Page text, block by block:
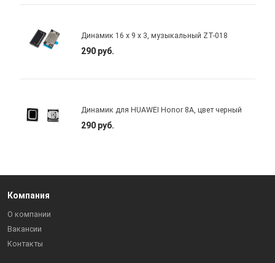
Динамик 16 x 9 x 3, музыкальный ZT-018
290 руб.
Динамик для HUAWEI Honor 8A, цвет черный
290 руб.
Компания
О компании
Вакансии
Контакты